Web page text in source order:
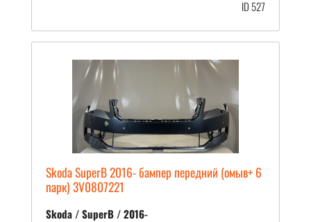
ID 527
Skoda SuperB 2016- бампер передний (омыв+ 6
парк) 3V0807221
Skoda / SuperB / 2016-